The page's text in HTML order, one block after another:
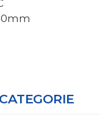
CATEGORIE